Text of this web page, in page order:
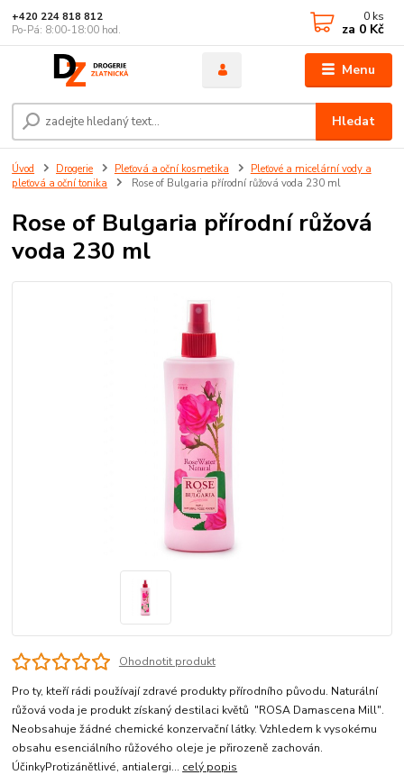
Menu
Hledat
+420 224 818 812
Po-Pá: 8:00-18:00 hod.
0 ks
za 0 Kč
Úvod Drogerie Pleťová a oční kosmetika
Pleťové a micelární vody a
pleťová a oční tonika
Rose of Bulgaria přírodní růžová voda 230 ml
Rose of Bulgaria přírodní růžová
voda 230 ml
Ohodnotit produkt
Pro ty, kteří rádi používají zdravé produkty přírodního původu. Naturální
růžová voda je produkt získaný destilaci květů "ROSA Damascena Mill".
Neobsahuje žádné chemické konzervační látky. Vzhledem k vysokému
obsahu esenciálního růžového oleje je přirozeně zachován.
ÚčinkyProtizánětlivé, antialergi... celý popis